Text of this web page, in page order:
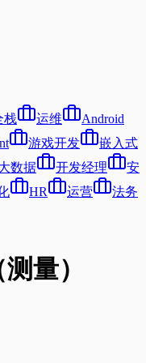
栈 运维
Android
游戏开发
嵌入式
数据 开发经理
安
HR 运营
法务
量）